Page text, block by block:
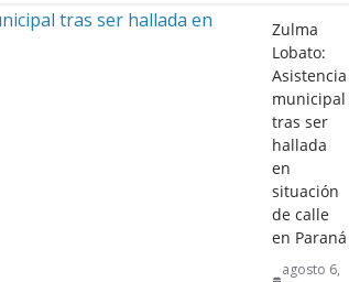
Zulma
Lobato:
Asistencia
municipal
tras ser
hallada
en
situación
de calle
en Paraná
agosto 6,